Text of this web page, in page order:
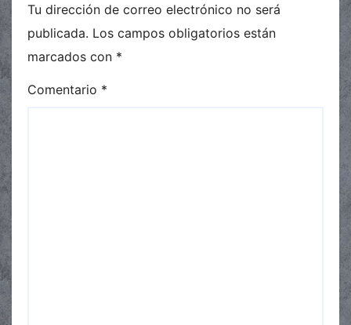
Tu dirección de correo electrónico no será
publicada. Los campos obligatorios están
marcados con *
Comentario *